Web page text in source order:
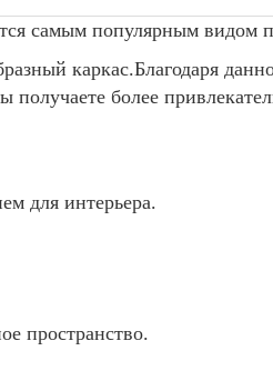
самым популярным видом
каркас.Благодаря
получаете более
для интерьера.
пространство.